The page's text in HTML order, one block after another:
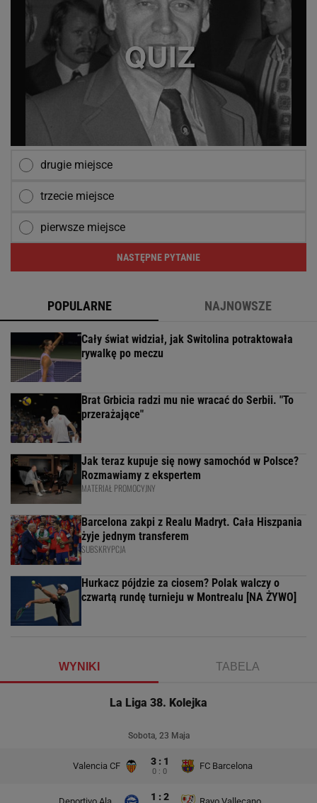
drugie miejsce
trzecie miejsce
pierwsze miejsce
NASTĘPNE PYTANIE
POPULARNE NAJNOWSZE
Cały świat widział, jak Switolina potraktowała
rywalkę po meczu
Brat Grbicia radzi mu nie wracać do Serbii. "To
przerażające"
Jak teraz kupuje się nowy samochód w Polsce?
Rozmawiamy z ekspertem
MATERIAŁ PROMOCYJNY
Barcelona zakpi z Realu Madryt. Cała Hiszpania
żyje jednym transferem
SUBSKRYPCJA
Hurkacz pójdzie za ciosem? Polak walczy o
czwartą rundę turnieju w Montrealu [NA ŻYWO]
WYNIKI TABELA
La Liga 38. Kolejka
Sobota, 23 Maja
Valencia CF 3 : 1
0 : 0
FC Barcelona
1 : 2